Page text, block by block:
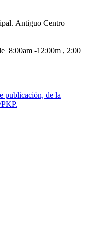
Antiguo Centro
8:00am -12:00m , 2:00